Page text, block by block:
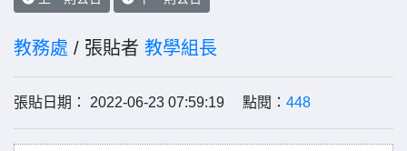
教務處 / 張貼者 教學組長
張貼日期： 2022-06-23 07:59:19 點閱： 448